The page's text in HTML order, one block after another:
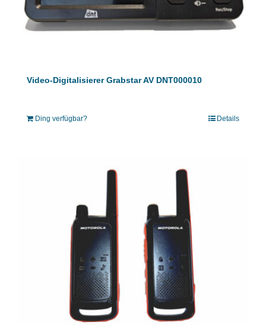
Video-Digitalisierer Grabstar AV DNT000010
Ding verfügbar? Details